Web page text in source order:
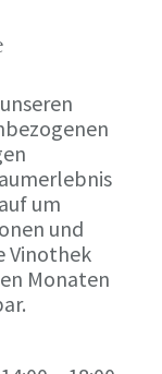
um
und
Vinothek
Monaten